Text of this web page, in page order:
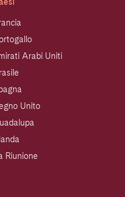
Arabi Uniti
Unito
Riunione